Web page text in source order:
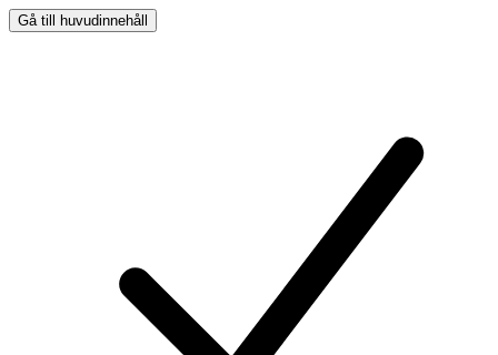
Gå till huvudinnehåll